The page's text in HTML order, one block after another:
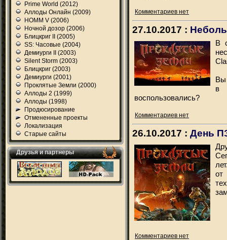
Prime World (2012)
Аллоды Онлайн (2009)
HOMM V (2006)
Ночной дозор (2006)
Блицкриг II (2005)
SS: Часовые (2004)
Демиурги II (2003)
Silent Storm (2003)
Блицкриг (2003)
Демиурги (2001)
Проклятые Земли (2000)
Аллоды 2 (1999)
Аллоды (1998)
Продюсирование
Отмененные проекты
Локализация
Старые сайты
Друзья и партнеры
Комментариев нет
27.10.2017 :
В
Вы
в
воспользовались?
Комментариев нет
26.10.2017 : День
от
Комментариев нет